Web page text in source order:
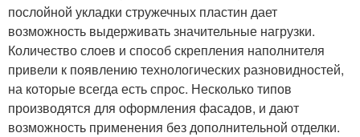
послойной укладки стружечных пластин дает
возможность выдерживать значительные нагрузки.
Количество слоев и способ скрепления наполнителя
привели к появлению технологических разновидностей,
на которые всегда есть спрос. Несколько типов
производятся для оформления фасадов, и дают
возможность применения без дополнительной отделки.